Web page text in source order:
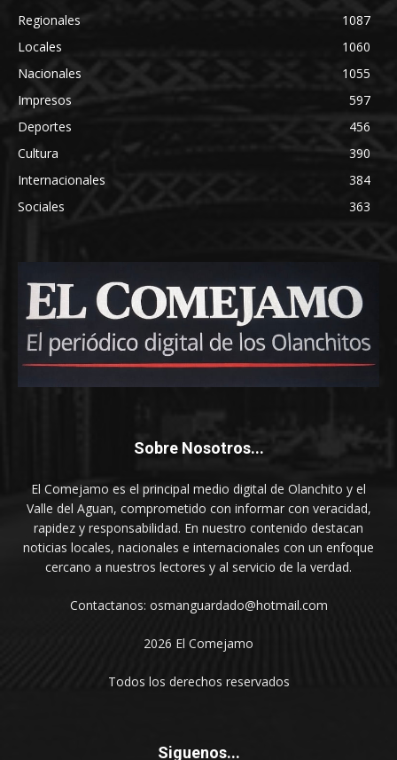
Regionales
1087
Locales
1060
Nacionales
1055
Impresos
597
Deportes
456
Cultura
390
Internacionales
384
Sociales
363
Sobre Nosotros...
El Comejamo es el principal medio digital de Olanchito y el
Valle del Aguan, comprometido con informar con veracidad,
rapidez y responsabilidad. En nuestro contenido destacan
noticias locales, nacionales e internacionales con un enfoque
cercano a nuestros lectores y al servicio de la verdad.
Contactanos: osmanguardado@hotmail.com
2026 El Comejamo
Todos los derechos reservados
Siguenos...